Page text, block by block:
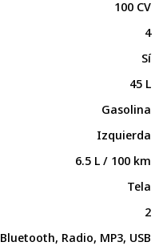
100 CV
4
Sí
45 L
Gasolina
Izquierda
6.5 L / 100 km
Tela
2
Bluetooth, Radio, MP3, USB